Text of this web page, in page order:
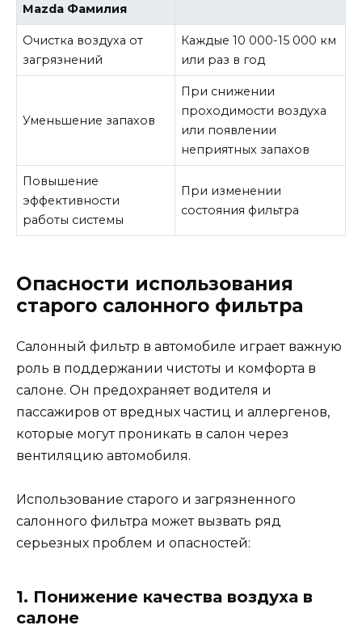
Mazda Фамилия
Очистка воздуха от
загрязнений
Каждые 10 000-15 000 км
или раз в год
Уменьшение запахов
При снижении
проходимости воздуха
или появлении
неприятных запахов
Повышение
эффективности
работы системы
При изменении
состояния фильтра
Опасности использования
старого салонного фильтра
Салонный фильтр в автомобиле играет важную
роль в поддержании чистоты и комфорта в
салоне. Он предохраняет водителя и
пассажиров от вредных частиц и аллергенов,
которые могут проникать в салон через
вентиляцию автомобиля.
Использование старого и загрязненного
салонного фильтра может вызвать ряд
серьезных проблем и опасностей:
1. Понижение качества воздуха в
салоне